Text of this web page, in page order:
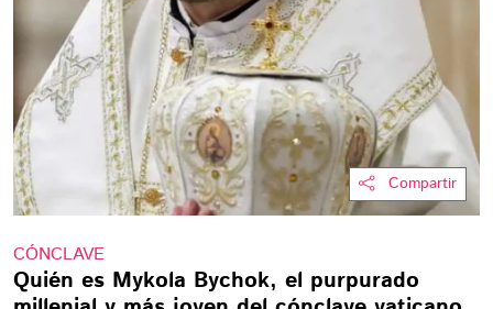
Compartir
CÓNCLAVE
Quién es Mykola Bychok, el purpurado